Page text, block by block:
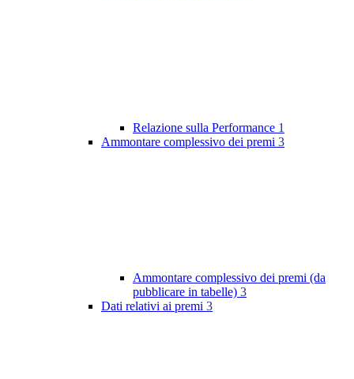
Relazione sulla Performance 1
Ammontare complessivo dei premi 3
Ammontare complessivo dei premi (da
pubblicare in tabelle) 3
Dati relativi ai premi 3